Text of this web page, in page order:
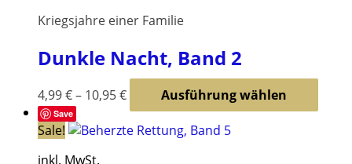
Kriegsjahre einer Familie
Dunkle Nacht, Band 2
4,99€– 10,95€ Ausführung wählen
Save
Sale!
inkl. MwSt.